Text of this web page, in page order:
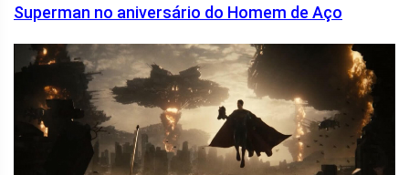
Superman no aniversário do Homem de Aço